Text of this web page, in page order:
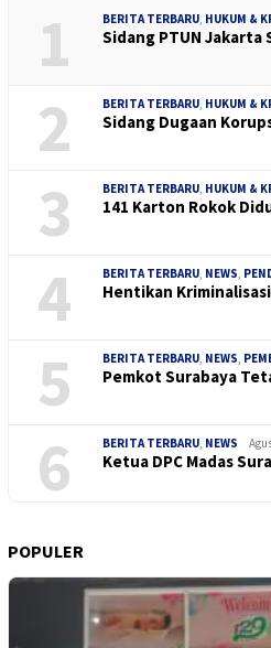
1 BERITA TERBARU, HUKUM &
Sidang PTUN
2 BERITA TERBARU, HUKUM &
Sidang Dugaan
3 BERITA TERBARU, HUKUM &
141 Karton Rokok
4 BERITA TERBARU, NEWS,
Hentikan
5 BERITA TERBARU, NEWS,
Pemkot Surabaya
6 BERITA TERBARU, NEWS
Ketua DPC Madas
POPULER